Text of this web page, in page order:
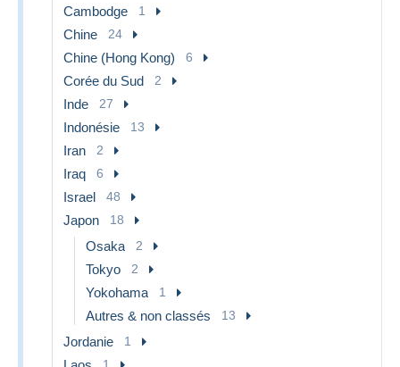
Cambodge 1
Chine 24
Chine (Hong Kong) 6
Corée du Sud 2
Inde 27
Indonésie 13
Iran 2
Iraq 6
Israel 48
Japon 18
Osaka 2
Tokyo 2
Yokohama 1
Autres & non classés 13
Jordanie 1